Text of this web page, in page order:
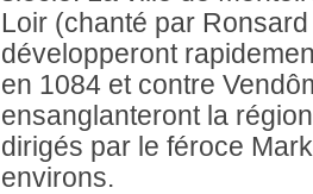
Loir (chanté par
développeront
en 1084 et contre
ensanglanteront la
dirigés par le féroce
environs.